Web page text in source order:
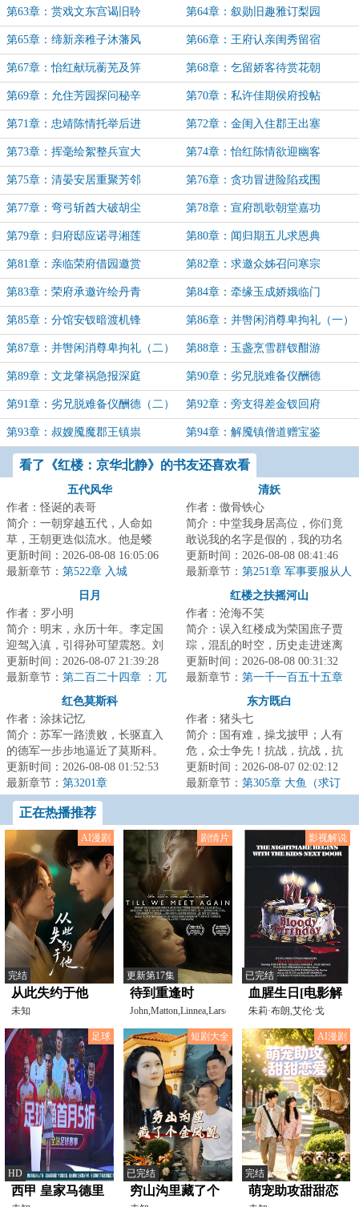
第63章：赏戏文东宫谒旧聆 第64章：叙勋旧趣雅订梨园
第65章：缔新亲稚子沐藩风 第66章：王府认亲闺秀留宿
第67章：怡红献玩蘅芜及笄 第68章：乞留娇客待赏花朝
第69章：允住芳园探问秘辛 第70章：私许佳期侯府投帖
第71章：忠靖陈情托举后进 第72章：金闺入住郡王出塞
第73章：挥毫绘絮整兵宣大 第74章：怡红陈情欲迎幽客
第75章：清晏安居重聚芳邻 第76章：贪功冒进险陷戎围
第77章：弯弓斩酋大破胡尘 第78章：宣府凯歌朝堂嘉功
第79章：归府邸应诺寻湘莲 第80章：闻归期五儿求恩典
第81章：亲临荣府借园邀赏 第82章：求邀众姊召问寒宗
第83章：荣府承邀许绘丹青 第84章：牵缘玉成娇娥临门
第85章：分馆安钗暗渡机锋 第86章：并辔闲消尊卑拘礼（一）
第87章：并辔闲消尊卑拘礼（二） 第88章：玉盏烹雪群钗酣游
第89章：文龙肇祸急报深庭 第90章：劣兄脱难备仪酬德
第91章：劣兄脱难备仪酬德（二） 第92章：旁支得差金钗回府
第93章：叔嫂魇魔郡王镇祟 第94章：解魇镇僧道赠宝鉴
看了《红楼：京华北静》的书友还喜欢看
五代风华
作者：怪诞的表哥
简介：一朝穿越五代，人命如
草，王朝更迭似流水。他是蝼
蚁，则撼参天巨树，为棋子，则
破天下局。布衣之志...
更新时间：2026-08-08 16:05:06
最新章节： 第522章 入城
清妖
作者：傲骨铁心
简介：中堂我身居高位，你们竟
敢说我的名字是假的，我的功名
是假的，我为官这么多年的经历
是假的，我为大...
更新时间：2026-08-08 08:41:46
最新章节： 第251章 军事要服从人
日月
作者：罗小明
简介：明末，永历十年。李定国
迎驾入滇，引得孙可望震怒。刘
文秀起兵响应，朝廷播迁昆明。
三王内讧之期近...
更新时间：2026-08-07 21:39:28
最新章节： 第二百二十四章 ：兀
红楼之扶摇河山
作者：沧海不笑
简介：误入红楼成为荣国庶子贾
琮，混乱的时空，历史走进迷离
支路，无数彪炳史册的英士人
杰，湮没在时光的...
更新时间：2026-08-08 00:31:32
最新章节： 第一千一百五十五章
红色莫斯科
作者：涂抹记忆
简介：苏军一路溃败，长驱直入
的德军一步步地逼近了莫斯科。
重生为红军下士米沙，首战莫斯
科，喋血斯大林...
更新时间：2026-08-08 01:52:53
最新章节： 第3201章
东方既白
作者：猪头七
简介：国有难，操戈披甲；人有
危，众士争先！抗战，抗战，抗
战，东方既白！前作《我的谍战
岁月》，万订作...
更新时间：2026-08-07 02:02:12
最新章节： 第305章 大鱼（求订
正在热播推荐
AI漫剧
完结
从此失约于他
未知
剧情片
更新第17集
待到重逢时
John,Matton,Linnea,Larsdotter,Emrhys,Coo
影视解说
已完结
血腥生日[电影解
说]
朱莉·布朗,艾伦·戈
尔,MelindaCordell,乔
足球
HD
西甲 皇家马德里
短剧大全
已完结
穷山沟里藏了个
AI漫剧
完结
萌宠助攻甜甜恋